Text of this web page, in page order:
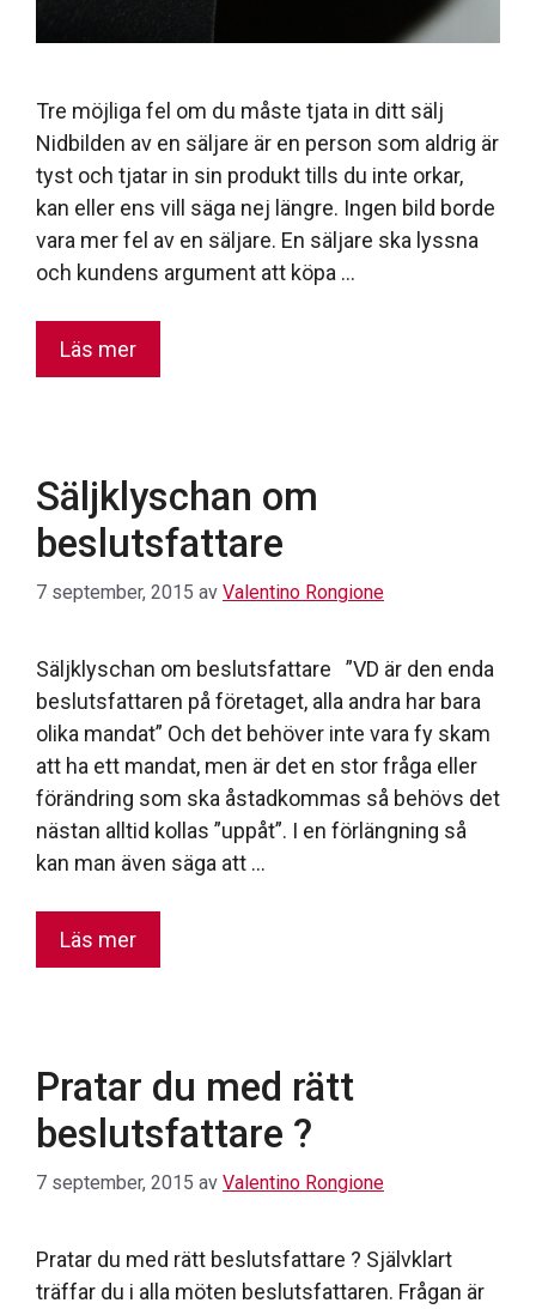
Tre möjliga fel om du måste tjata in ditt sälj
Nidbilden av en säljare är en person som aldrig är
tyst och tjatar in sin produkt tills du inte orkar,
kan eller ens vill säga nej längre. Ingen bild borde
vara mer fel av en säljare. En säljare ska lyssna
och kundens argument att köpa …
Läs mer
Säljklyschan om
beslutsfattare
7 september, 2015 av Valentino Rongione
Säljklyschan om beslutsfattare ”VD är den enda
beslutsfattaren på företaget, alla andra har bara
olika mandat” Och det behöver inte vara fy skam
att ha ett mandat, men är det en stor fråga eller
förändring som ska åstadkommas så behövs det
nästan alltid kollas ”uppåt”. I en förlängning så
kan man även säga att …
Läs mer
Pratar du med rätt
beslutsfattare ?
7 september, 2015 av Valentino Rongione
Pratar du med rätt beslutsfattare ? Självklart
träffar du i alla möten beslutsfattaren. Frågan är